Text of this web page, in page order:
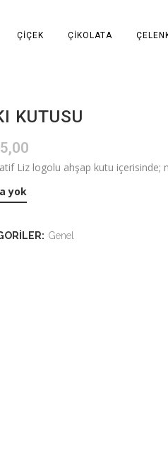
ÇIÇEK ÇIKOLATA
KUTUSU
Liz logolu ahşap kutu içerisinde;
yok
Genel